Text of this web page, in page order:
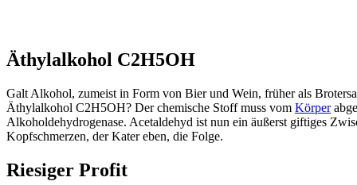
Äthylalkohol C2H5OH
Galt Alkohol, zumeist in Form von Bier und Wein, früher als
Äthylalkohol C2H5OH? Der chemische Stoff muss vom Körper
Alkoholdehydrogenase. Acetaldehyd ist nun ein äußerst giftiges
Kopfschmerzen, der Kater eben, die Folge.
Riesiger Profit